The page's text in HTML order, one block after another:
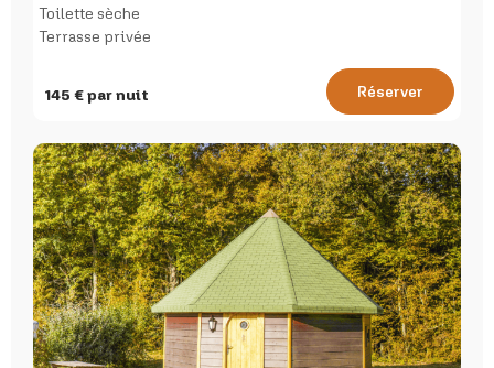
145 € par nuit
Toilette sèche
Terrasse privée
Réserver